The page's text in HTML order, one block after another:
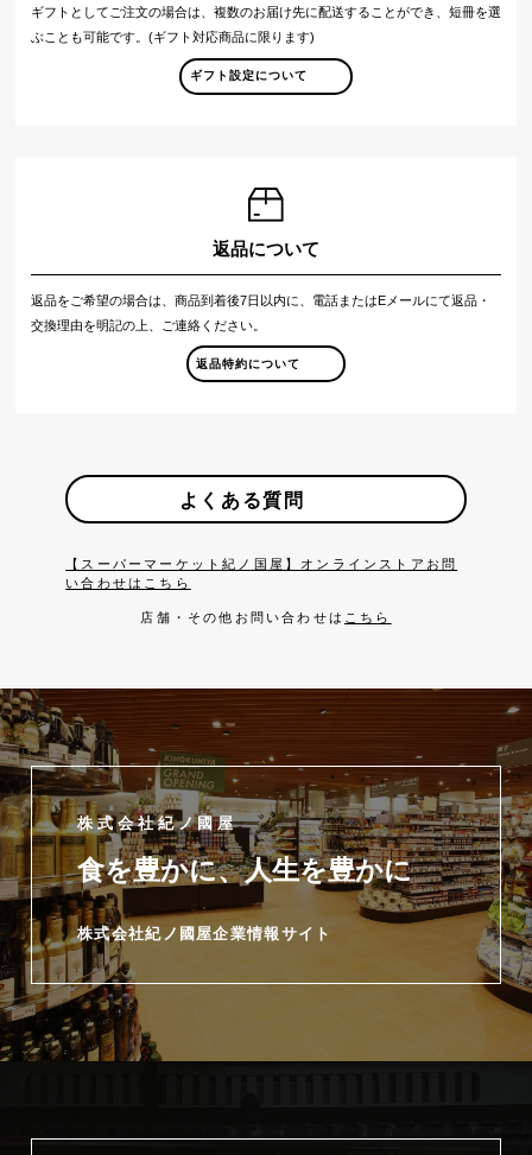
ギフトとしてご注文の場合は、複数のお届け先に配送することができ、短冊を選
ぶことも可能です。(ギフト対応商品に限ります)
ギフト設定について
返品について
返品をご希望の場合は、商品到着後7日以内に、電話またはEメールにて返品・
交換理由を明記の上、ご連絡ください。
返品特約について
よくある質問
【スーパーマーケット紀ノ国屋】オンラインストアお問
い合わせはこちら
店舗・その他お問い合わせは こちら
株式会社紀ノ國屋
食を豊かに、人生を豊かに
株式会社紀ノ國屋企業情報サイト